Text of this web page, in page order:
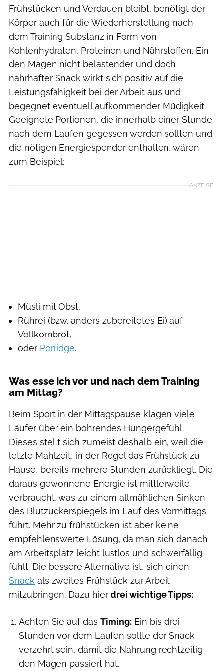
Frühstücken und Verdauen bleibt, benötigt der
Körper auch für die Wiederherstellung nach
dem Training Substanz in Form von
Kohlenhydraten, Proteinen und Nährstoffen. Ein
den Magen nicht belastender und doch
nahrhafter Snack wirkt sich positiv auf die
Leistungsfähigkeit bei der Arbeit aus und
begegnet eventuell aufkommender Müdigkeit.
Geeignete Portionen, die innerhalb einer Stunde
nach dem Laufen gegessen werden sollten und
die nötigen Energiespender enthalten, wären
zum Beispiel:
ANZEIGE
Müsli mit Obst,
Rührei (bzw. anders zubereitetes Ei) auf
Vollkornbrot,
oder Porridge.
Was esse ich vor und nach dem Training
am Mittag?
Beim Sport in der Mittagspause klagen viele
Läufer über ein bohrendes Hungergefühl.
Dieses stellt sich zumeist deshalb ein, weil die
letzte Mahlzeit, in der Regel das Frühstück zu
Hause, bereits mehrere Stunden zurückliegt. Die
daraus gewonnene Energie ist mittlerweile
verbraucht, was zu einem allmählichen Sinken
des Blutzuckerspiegels im Lauf des Vormittags
führt. Mehr zu frühstücken ist aber keine
empfehlenswerte Lösung, da man sich danach
am Arbeitsplatz leicht lustlos und schwerfällig
fühlt. Die bessere Alternative ist, sich einen
Snack als zweites Frühstück zur Arbeit
mitzubringen. Dazu hier drei wichtige Tipps:
Achten Sie auf das Timing: Ein bis drei
Stunden vor dem Laufen sollte der Snack
verzehrt sein, damit die Nahrung rechtzeitig
den Magen passiert hat.